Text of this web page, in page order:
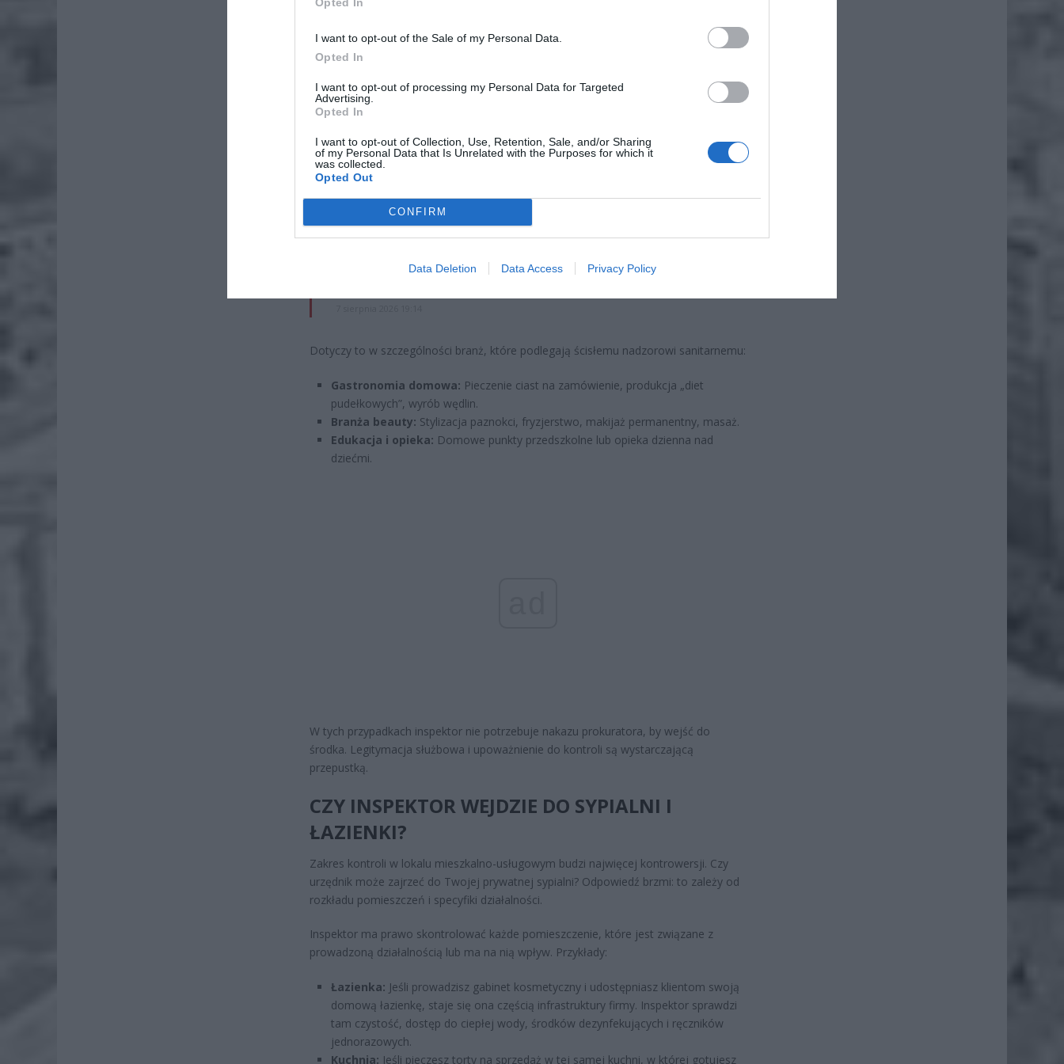
I want to opt-out of the Sale of my Personal Data.
Opted In
I want to opt-out of processing my Personal Data for Targeted
Advertising.
Opted In
I want to opt-out of Collection, Use, Retention, Sale, and/or Sharing
of my Personal Data that Is Unrelated with the Purposes for which it
was collected.
Opted Out
CONFIRM
Data Deletion Data Access Privacy Policy
ad
ZOBACZ RÓWNIEŻ:
Nawet 3600 zł miesięcznie zamiast 800+. Nowa propozycja dla
rodziców dzieci do 3. roku życia
7 sierpnia 2026 19:29
ZUS podniesie próg 500 plus dla seniorów. Policzyliśmy, ile może
Dotyczy to w szczególności branż, które podlegają ścisłemu nadzorowi sanitarnemu:
Gastronomia domowa: Pieczenie ciast na zamówienie, produkcja „diet
pudełkowych”, wyrób wędlin.
Branża beauty: Stylizacja paznokci, fryzjerstwo, makijaż permanentny, masaż.
Edukacja i opieka: Domowe punkty przedszkolne lub opieka dzienna nad
dziećmi.
W tych przypadkach inspektor nie potrzebuje nakazu prokuratora, by wejść do
środka. Legitymacja służbowa i upoważnienie do kontroli są wystarczającą
przepustką.
CZY INSPEKTOR WEJDZIE DO SYPIALNI I
ŁAZIENKI?
Zakres kontroli w lokalu mieszkalno-usługowym budzi najwięcej kontrowersji. Czy
urzędnik może zajrzeć do Twojej prywatnej sypialni? Odpowiedź brzmi: to zależy od
rozkładu pomieszczeń i specyfiki działalności.
Inspektor ma prawo skontrolować każde pomieszczenie, które jest związane z
prowadzoną działalnością lub ma na nią wpływ. Przykłady:
Łazienka: Jeśli prowadzisz gabinet kosmetyczny i udostępniasz klientom swoją
domową łazienkę, staje się ona częścią infrastruktury firmy. Inspektor sprawdzi
tam czystość, dostęp do ciepłej wody, środków dezynfekujących i ręczników
jednorazowych.
Kuchnia: Jeśli pieczesz torty na sprzedaż w tej samej kuchni, w której gotujesz